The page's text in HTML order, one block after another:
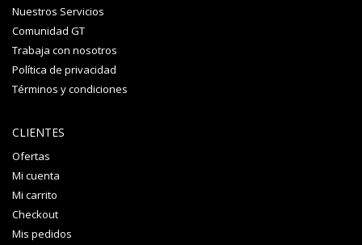
Nuestros Servicios
Comunidad GT
Trabaja con nosotros
Política de privacidad
Términos y condiciones
CLIENTES
Ofertas
Mi cuenta
Mi carrito
Checkout
Mis pedidos